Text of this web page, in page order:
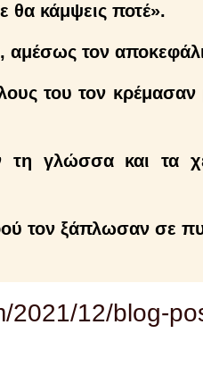
θα κάμψεις ποτέ».
αμέσως τον
του τον κρέμασαν
γλώσσα και τα
τον ξάπλωσαν σε
12/blog-